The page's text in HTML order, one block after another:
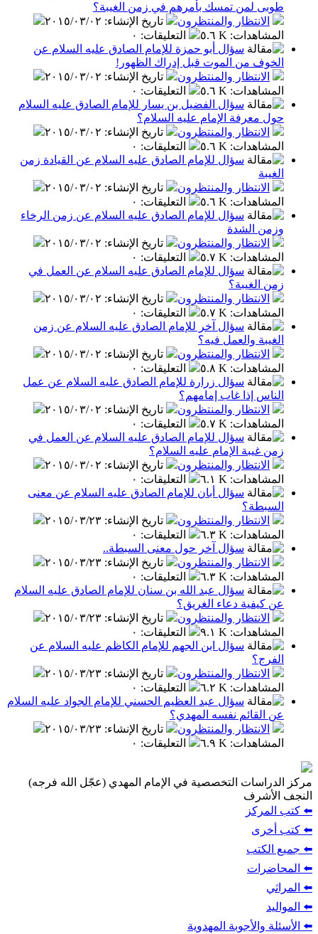
طوبى لمن تمسك بأمرهم في زمن الغيبة؟
الانتظار والمنتظرون
تاريخ الإنشاء: ٢٠١٥/٠٣/٠٢
المشاهدات: ٥.٦ K التعليقات: ٠
سؤال أبو حمزة للإمام الصادق عليه السلام عن
الخوف من الموت قبل إدراك الظهور!
الانتظار والمنتظرون
تاريخ الإنشاء: ٢٠١٥/٠٣/٠٢
المشاهدات: ٥.٦ K التعليقات: ٠
سؤال الفضيل بن يسار للإمام الصادق عليه السلام
حول معرفة الإمام عليه السلام؟
الانتظار والمنتظرون
تاريخ الإنشاء: ٢٠١٥/٠٣/٠٢
المشاهدات: ٥.٦ K التعليقات: ٠
سؤال للإمام الصادق عليه السلام عن القيادة زمن
الغيبة
الانتظار والمنتظرون
تاريخ الإنشاء: ٢٠١٥/٠٣/٠٢
المشاهدات: ٥.٦ K التعليقات: ٠
سؤال للإمام الصادق عليه السلام عن زمن الرخاء
وزمن الشدة
الانتظار والمنتظرون
تاريخ الإنشاء: ٢٠١٥/٠٣/٠٢
المشاهدات: ٥.٧ K التعليقات: ٠
سؤال للإمام الصادق عليه السلام عن العمل في
زمن الغيبة؟
الانتظار والمنتظرون
تاريخ الإنشاء: ٢٠١٥/٠٣/٠٢
المشاهدات: ٥.٧ K التعليقات: ٠
سؤال آخر للإمام الصادق عليه السلام عن زمن
الغيبة والعمل فيه؟
الانتظار والمنتظرون
تاريخ الإنشاء: ٢٠١٥/٠٣/٠٢
المشاهدات: ٥.٨ K التعليقات: ٠
سؤال زرارة للإمام الصادق عليه السلام عن عمل
الناس إذا غاب إمامهم؟
الانتظار والمنتظرون
تاريخ الإنشاء: ٢٠١٥/٠٣/٠٢
المشاهدات: ٥.٧ K التعليقات: ٠
سؤال للإمام الصادق عليه السلام عن العمل في
زمن غيبة الإمام عليه السلام؟
الانتظار والمنتظرون
تاريخ الإنشاء: ٢٠١٥/٠٣/٠٢
المشاهدات: ٦.١ K التعليقات: ٠
سؤال أبان للإمام الصادق عليه السلام عن معنى
السبطة؟
الانتظار والمنتظرون
تاريخ الإنشاء: ٢٠١٥/٠٣/٢٣
المشاهدات: ٦.٣ K التعليقات: ٠
سؤال آخر حول معنى السبطة..
الانتظار والمنتظرون
تاريخ الإنشاء: ٢٠١٥/٠٣/٢٣
المشاهدات: ٦.٣ K التعليقات: ٠
سؤال عبد الله بن سنان للإمام الصادق عليه السلام
عن كيفية دعاء الغريق؟
الانتظار والمنتظرون
تاريخ الإنشاء: ٢٠١٥/٠٣/٢٣
المشاهدات: ٩.١ K التعليقات: ٠
سؤال ابن الجهم للإمام الكاظم عليه السلام عن
الفرج؟
الانتظار والمنتظرون
تاريخ الإنشاء: ٢٠١٥/٠٣/٢٣
المشاهدات: ٦.٢ K التعليقات: ٠
سؤال عبد العظيم الحسني للإمام الجواد عليه السلام
عن القائم نفسه المهدي؟
الانتظار والمنتظرون
تاريخ الإنشاء: ٢٠١٥/٠٣/٢٣
المشاهدات: ٦.٩ K التعليقات: ٠
مركز الدراسات التخصصية في الإمام المهدي (عجّل الله فرجه)
النجف الأشرف
⬅️ كتب المركز
⬅️ كتب أخرى
⬅️ جميع الكتب
⬅️ المحاضرات
⬅️ المراثي
⬅️ المواليد
⬅️ الأسئلة والأجوبة المهدوية